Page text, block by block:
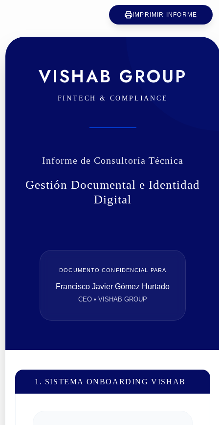
IMPRIMIR INFORME
VISHAB GROUP
FINTECH & COMPLIANCE
Informe de Consultoría Técnica
Gestión Documental e Identidad
Digital
DOCUMENTO CONFIDENCIAL PARA
Francisco Javier Gómez Hurtado
CEO • VISHAB GROUP
1. SISTEMA ONBOARDING VISHAB